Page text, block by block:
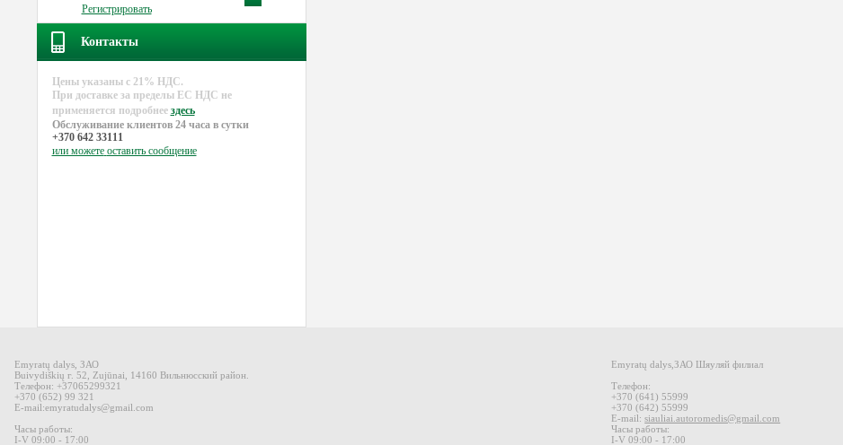
Регистрировать
Контакты
Цены указаны с 21% НДС.
При доставке за пределы EC НДС не
применяется подробнее здесь
Обслуживание клиентов 24 часа в сутки
+370 642 33111
или можете оставить сообщение
Emyratų dalys, ЗАО
Buivydiškių г. 52, Zujūnai 14160 Вильнюсский район
Телефон: +37065299321
+370 (652) 99 321
E-mail:emyratudalys@gmail.com
Часы работы:
I-V 09:00 - 17:00
Emyratų dalys ,ЗАО Шяуляй филиал
Телефон:
+370 (641) 55999
+370 (642) 55999
E-mail: siauliai.autoromedis@gmail.com
Часы работы:
I-V 09:00 - 17:00